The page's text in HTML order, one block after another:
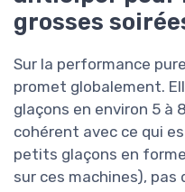
grosses
Sur la performance
promet globalement.
glaçons en environ 5 à
cohérent avec ce qui
petits glaçons en
sur ces machines), pas